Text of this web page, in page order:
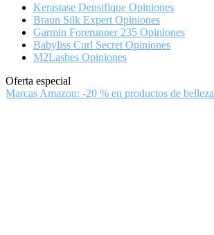
Kerastase Densifique Opiniones
Braun Silk Expert Opiniones
Garmin Forerunner 235 Opiniones
Babyliss Curl Secret Opiniones
M2Lashes Opiniones
Oferta especial
Marcas Amazon: -20 % en productos de belleza